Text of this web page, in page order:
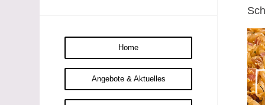
Home
Angebote & Aktuelles